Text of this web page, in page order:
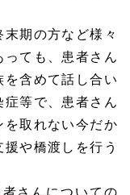
期の方など様々
ても、患者さん
含めて話し合い
症等で、患者さん
を取れない今だか
や橋渡しを行う
さんについての